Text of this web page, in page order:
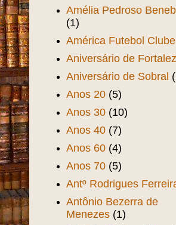
Amélia Pedroso
(1)
América Futebol Clube
Aniversário de
Aniversário de Sobral
Anos 20 (5)
Anos 30 (10)
Anos 40 (7)
Anos 60 (4)
Anos 70 (5)
Antº Rodrigues
Antônio Bezerra de
Menezes (1)